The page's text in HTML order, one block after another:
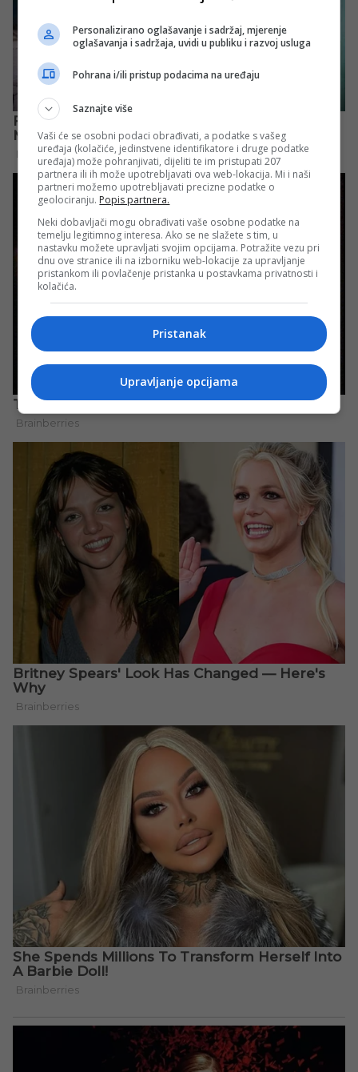
Personalizirano oglašavanje i sadržaj, mjerenje
oglašavanja i sadržaja, uvidi u publiku i razvoj usluga
Pohrana i/ili pristup podacima na uređaju
Saznajte više
Vaši će se osobni podaci obrađivati, a podatke s vašeg
uređaja (kolačiće, jedinstvene identifikatore i druge podatke
uređaja) može pohranjivati, dijeliti te im pristupati 207
partnera ili ih može upotrebljavati ova web-lokacija. Mi i naši
partneri možemo upotrebljavati precizne podatke o
geolociranju. Popis partnera.
Neki dobavljači mogu obrađivati vaše osobne podatke na
temelju legitimnog interesa. Ako se ne slažete s tim, u
nastavku možete upravljati svojim opcijama. Potražite vezu pri
dnu ove stranice ili na izborniku web-lokacije za upravljanje
pristankom ili povlačenje pristanka u postavkama privatnosti i
kolačića.
Pristanak
Upravljanje opcijama